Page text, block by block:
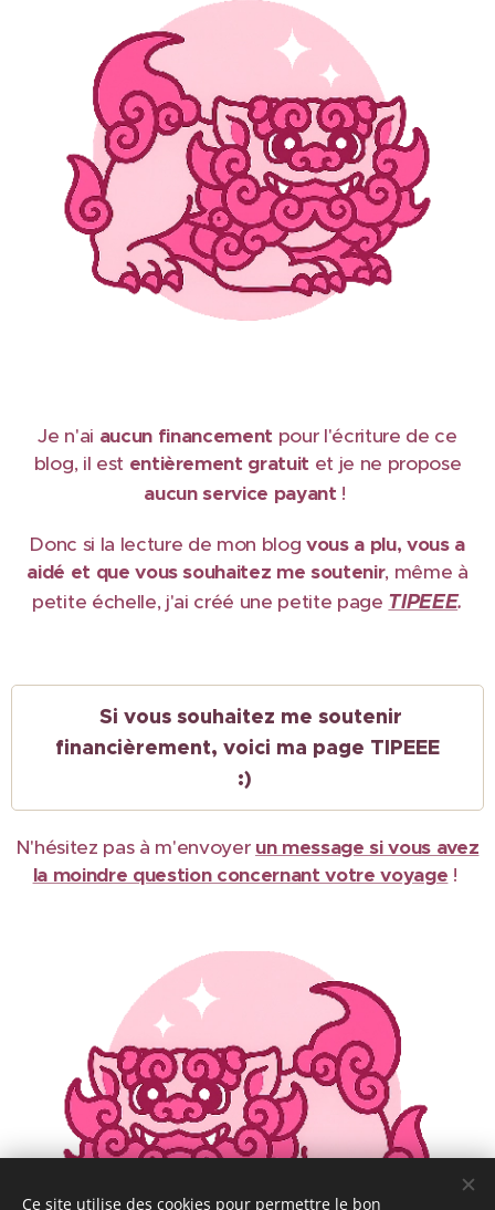
Je n'ai aucun financement pour l'écriture de ce
blog, il est entièrement gratuit et je ne propose
aucun service payant !
Donc si la lecture de mon blogvous a plu, vous a
aidé et que vous souhaitez me soutenir, même à
petite échelle, j'ai créé une petite page TIPEEE.
Si vous souhaitez me soutenir
financièrement, voici ma page TIPEEE
:)
N'hésitez pas à m'envoyer un message si vous avez
la moindre question concernant votre voyage !
Ce site utilise des cookies pour permettre le bon